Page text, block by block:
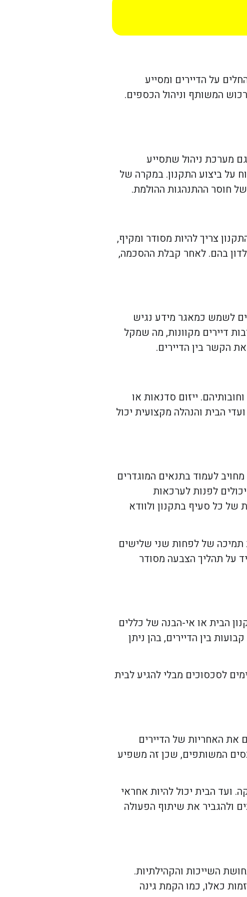
על הדיירים ומסייע
המשותף וניהול הכספים.
מערכת ניהול שתסייע
על ביצוע התקנון. במקרה של
חוסר ההתנהגות ההולמת.
צריך להיות מסודר ומקיף,
בהם. לאחר קבלת ההסכמה,
לשמש כמאגר מידע נגיש
דיירים מקוונות, מה שמקל
הקשר בין הדיירים.
ייזום סדנאות או
הבית והנהלה מקצועית יכול
לעמוד בתנאים המוגדרים
לפנות לערכאות
כל סעיף בתקנון ולוודא
תמיכה של לפחות שני שלישים
על תהליך הצבעה מסודר
הבית או אי-הבנה של כללים
בין הדיירים, בהן ניתן
לסכסוכים מבלי להגיע לבית
את האחריות של הדיירים
המשותפים, שכן זה משפיע
ועד הבית יכול להיות אחראי
ולהגביר את שיתוף הפעולה
השייכות והקהילתיות.
כאלו, כמו הקמת גינה